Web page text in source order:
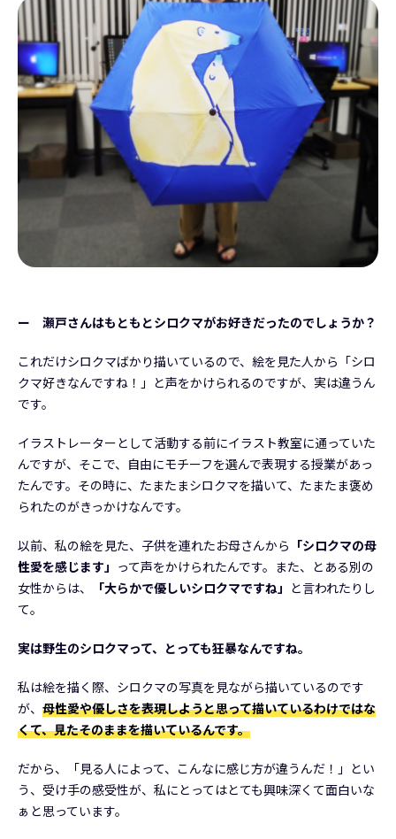
ー 瀬戸さんはもともとシロクマがお好きだったのでしょうか？
これだけシロクマばかり描いているので、絵を見た人から「シロ
クマ好きなんですね！」と声をかけられるのですが、実は違うん
です。
イラストレーターとして活動する前にイラスト教室に通っていた
んですが、そこで、自由にモチーフを選んで表現する授業があっ
たんです。その時に、たまたまシロクマを描いて、たまたま褒め
られたのがきっかけなんです。
以前、私の絵を見た、子供を連れたお母さんから 「シロクマの母
性愛を感じます」 って声をかけられたんです。また、とある別の
女性からは、
「大らかで優しいシロクマですね」 と言われたりし
て。
実は野生のシロクマって、とっても狂暴なんですね。
私は絵を描く際、シロクマの写真を見ながら描いているのです
が、 母性愛や優しさを表現しようと思って描いているわけではな
くて、見たそのままを描いているんです。
だから、「見る人によって、こんなに感じ方が違うんだ！」とい
う、受け手の感受性が、私にとってはとても興味深くて面白いな
ぁと思っています。